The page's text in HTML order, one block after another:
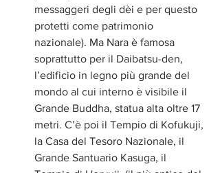
messaggeri degli dèi e per questo
protetti come patrimonio
nazionale). Ma Nara è famosa
soprattutto per il Daibatsu-den,
l’edificio in legno più grande del
mondo al cui interno è visibile il
Grande Buddha, statua alta oltre 17
metri. C’è poi il Tempio di Kofukuji,
la Casa del Tesoro Nazionale, il
Grande Santuario Kasuga, il